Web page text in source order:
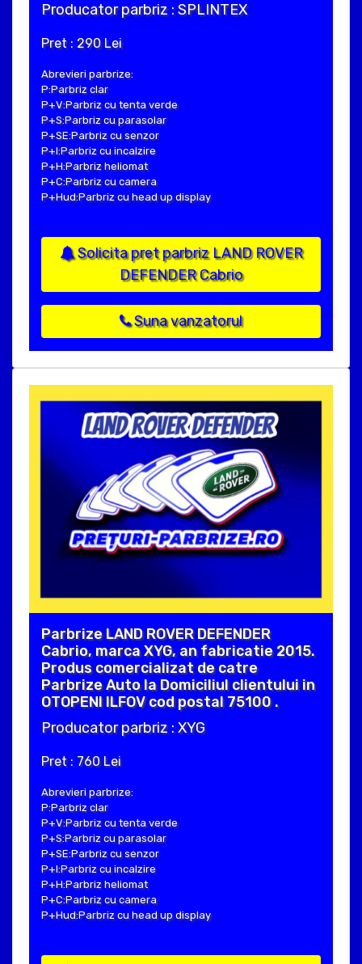
Producator parbriz : SPLINTEX
Pret : 290 Lei
Abrevieri parbrize:
P:Parbriz clar
P+V:Parbriz cu tenta verde
P+S:Parbriz cu parasolar
P+SE:Parbriz cu senzor
P+I:Parbriz cu incalzire
P+H:Parbriz heliomat
P+C:Parbriz cu camera
P+Hud:Parbriz cu head up display
Solicita pret parbriz LAND ROVER
DEFENDER Cabrio
Suna vanzatorul
Parbrize LAND ROVER DEFENDER
Cabrio, marca XYG, an fabricatie 2015.
Produs comercializat de catre
Parbrize Auto la Domiciliul clientului in
OTOPENI ILFOV cod postal 75100 .
Producator parbriz : XYG
Pret : 760 Lei
Abrevieri parbrize:
P:Parbriz clar
P+V:Parbriz cu tenta verde
P+S:Parbriz cu parasolar
P+SE:Parbriz cu senzor
P+I:Parbriz cu incalzire
P+H:Parbriz heliomat
P+C:Parbriz cu camera
P+Hud:Parbriz cu head up display